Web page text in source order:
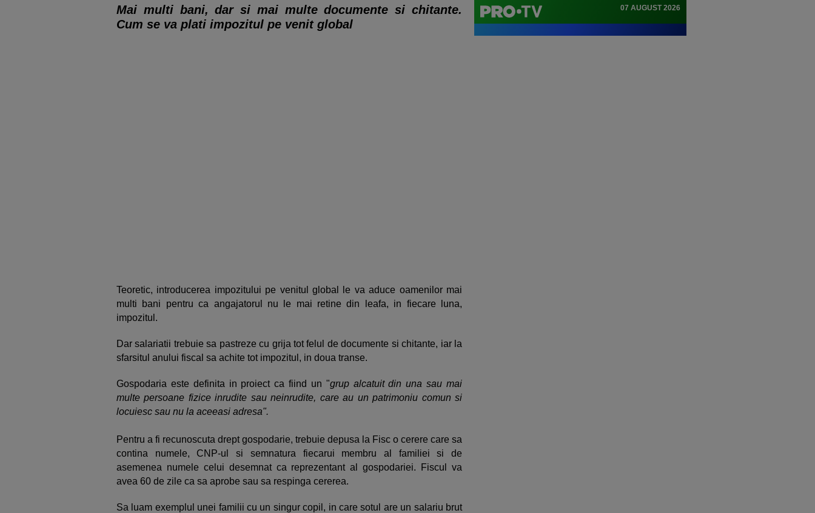
Mai multi bani, dar si mai multe documente si chitante.
Cum se va plati impozitul pe venit global
Teoretic, introducerea impozitului pe venitul global le va aduce oamenilor mai
multi bani pentru ca angajatorul nu le mai retine din leafa, in fiecare luna,
impozitul.
Dar salariatii trebuie sa pastreze cu grija tot felul de documente si chitante, iar la
sfarsitul anului fiscal sa achite tot impozitul, in doua transe.
Gospodaria este definita in proiect ca fiind un "grup alcatuit din una sau mai
multe persoane fizice inrudite sau neinrudite, care au un patrimoniu comun si
locuiesc sau nu la aceeasi adresa".
Pentru a fi recunoscuta drept gospodarie, trebuie depusa la Fisc o cerere care sa
contina numele, CNP-ul si semnatura fiecarui membru al familiei si de
asemenea numele celui desemnat ca reprezentant al gospodariei. Fiscul va
avea 60 de zile ca sa aprobe sau sa respinga cererea.
Sa luam exemplul unei familii cu un singur copil, in care sotul are un salariu brut